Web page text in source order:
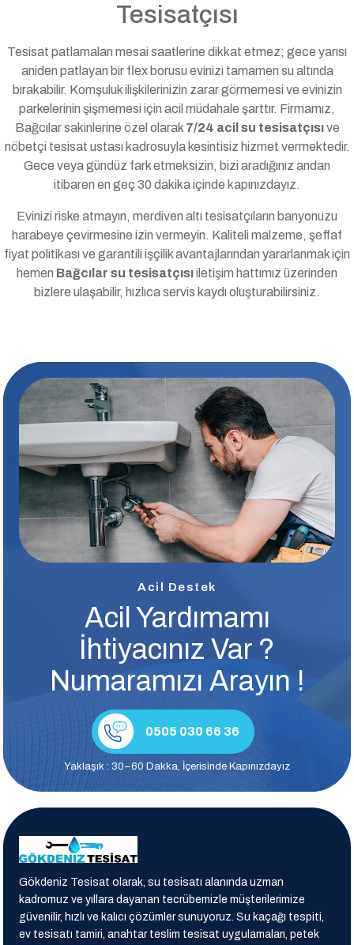
Tesisatçısı
Tesisat patlamaları mesai saatlerine dikkat etmez; gece yarısı
aniden patlayan bir flex borusu evinizi tamamen su altında
bırakabilir. Komşuluk ilişkilerinizin zarar görmemesi ve evinizin
parkelerinin şişmemesi için acil müdahale şarttır. Firmamız,
Bağcılar sakinlerine özel olarak 7/24 acil su tesisatçısıve
nöbetçi tesisat ustası kadrosuyla kesintisiz hizmet vermektedir.
Gece veya gündüz fark etmeksizin, bizi aradığınız andan
itibaren en geç 30 dakika içinde kapınızdayız.
Evinizi riske atmayın, merdiven altı tesisatçıların banyonuzu
harabeye çevirmesine izin vermeyin. Kaliteli malzeme, şeffaf
fiyat politikası ve garantili işçilik avantajlarından yararlanmak için
hemen Bağcılar su tesisatçısıiletişim hattımız üzerinden
bizlere ulaşabilir, hızlıca servis kaydı oluşturabilirsiniz.
Acil Destek
Acil Yardımamı
İhtiyacınız Var ?
Numaramızı Arayın !
0505 030 66 36
Yaklaşık : 30–60 Dakka, İçerisinde Kapınızdayız
Gökdeniz Tesisat olarak, su tesisatı alanında uzman
kadromuz ve yıllara dayanan tecrübemizle müşterilerimize
güvenilir, hızlı ve kalıcı çözümler sunuyoruz. Su kaçağı tespiti,
ev tesisatı tamiri, anahtar teslim tesisat uygulamaları, petek